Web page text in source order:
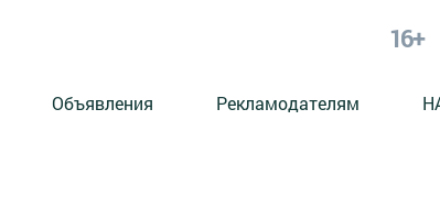
16+
Объявления Рекламодателям